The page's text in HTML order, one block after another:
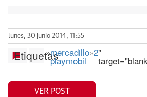
lunes, 30 junio 2014, 11:55
Etiquetas
»mercadillo
playmobil
»2"
VER POST